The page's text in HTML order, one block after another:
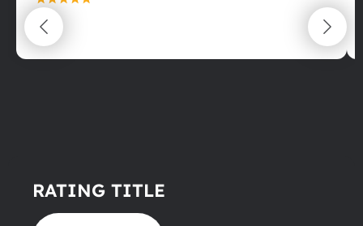
maximální spokojenost
22.06.2025
RATING TITLE